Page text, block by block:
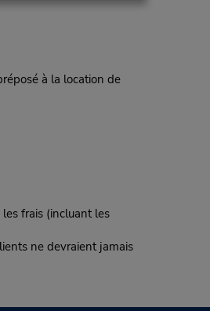
à la location de
frais (incluant les
ne devraient jamais